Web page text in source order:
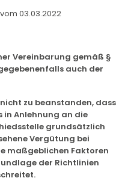
03.03.2022
Vereinbarung gemäß §
auch der
zu beanstanden, dass
in Anlehnung an die
grundsätzlich
Vergütung bei
maßgeblichen Faktoren
der Richtlinien